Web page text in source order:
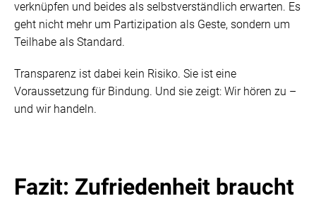
verknüpfen und beides als selbstverständlich erwarten. Es
geht nicht mehr um Partizipation als Geste, sondern um
Teilhabe als Standard.
Transparenz ist dabei kein Risiko. Sie ist eine
Voraussetzung für Bindung. Und sie zeigt: Wir hören zu –
und wir handeln.
Fazit: Zufriedenheit braucht